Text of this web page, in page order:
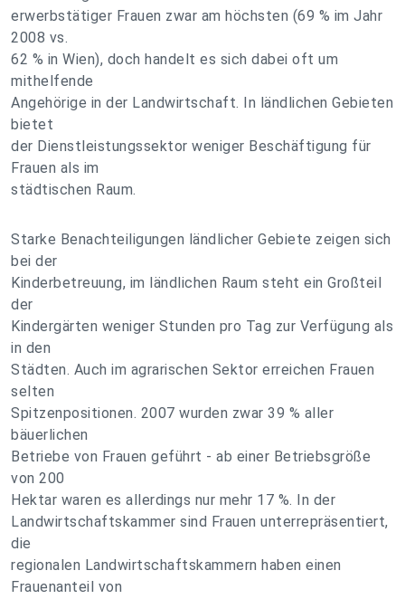
erwerbstätiger Frauen zwar am höchsten (69 % im Jahr
2008 vs.
62 % in Wien), doch handelt es sich dabei oft um
mithelfende
Angehörige in der Landwirtschaft. In ländlichen Gebieten
bietet
der Dienstleistungssektor weniger Beschäftigung für
Frauen als im
städtischen Raum.
Starke Benachteiligungen ländlicher Gebiete zeigen sich
bei der
Kinderbetreuung, im ländlichen Raum steht ein Großteil
der
Kindergärten weniger Stunden pro Tag zur Verfügung als
in den
Städten. Auch im agrarischen Sektor erreichen Frauen
selten
Spitzenpositionen. 2007 wurden zwar 39 % aller
bäuerlichen
Betriebe von Frauen geführt - ab einer Betriebsgröße
von 200
Hektar waren es allerdings nur mehr 17 %. In der
Landwirtschaftskammer sind Frauen unterrepräsentiert,
die
regionalen Landwirtschaftskammern haben einen
Frauenanteil von